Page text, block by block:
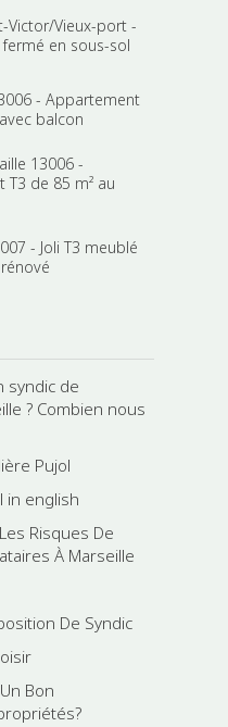
Victor/Vieux-port -
en sous-sol
- Appartement
balcon
13006 -
de 85 m² au
- Joli T3 meublé
syndic de
? Combien nous
Pujol
in english
Risques De
À Marseille
De Syndic
Bon